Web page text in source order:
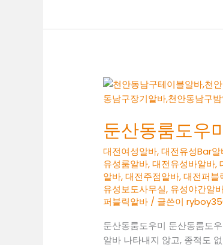
둔산동룸도우
대전여성알바,대전유성Bar알
유성룸알바,대전유성바알바,
알바,대전주점알바,대전퍼블
유성보도사무실, 유성야간알
퍼블릭알바 / 글쓴이
둔산동룸도우미 둔산동룸도
알바 나타내지 않고, 종적도